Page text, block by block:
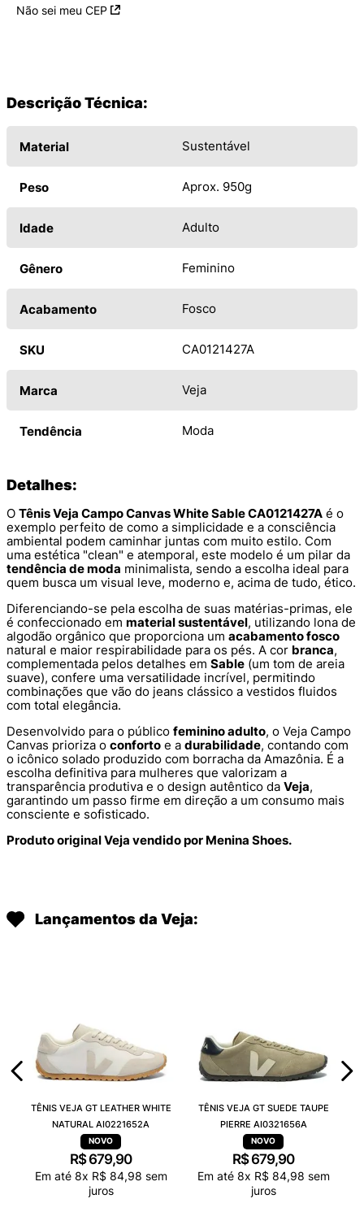
Não sei meu CEP
Descrição Técnica:
Material Sustentável
Peso Aprox. 950g
Idade Adulto
Gênero Feminino
Acabamento Fosco
SKU CA0121427A
Marca Veja
Tendência Moda
Detalhes:
O Tênis Veja Campo Canvas White Sable CA0121427A é o
exemplo perfeito de como a simplicidade e a consciência
ambiental podem caminhar juntas com muito estilo. Com
uma estética "clean" e atemporal, este modelo é um pilar da
tendência de moda minimalista, sendo a escolha ideal para
quem busca um visual leve, moderno e, acima de tudo, ético.
Diferenciando-se pela escolha de suas matérias-primas, ele
é confeccionado em material sustentável, utilizando lona de
algodão orgânico que proporciona um acabamento fosco
natural e maior respirabilidade para os pés. A cor branca,
complementada pelos detalhes em Sable (um tom de areia
suave), confere uma versatilidade incrível, permitindo
combinações que vão do jeans clássico a vestidos fluidos
com total elegância.
Desenvolvido para o público feminino adulto, o Veja Campo
Canvas prioriza o conforto e a durabilidade, contando com
o icônico solado produzido com borracha da Amazônia. É a
escolha definitiva para mulheres que valorizam a
transparência produtiva e o design autêntico da Veja,
garantindo um passo firme em direção a um consumo mais
consciente e sofisticado.
Produto original Veja vendido por Menina Shoes.
Lançamentos da Veja:
TÊNIS VEJA GT LEATHER WHITE
NATURAL AI0221652A
R$ 679,90
Em até 8x R$ 84,98 sem
juros
TÊNIS VEJA GT SUEDE TAUPE
PIERRE AI0321656A
R$ 679,90
Em até 8x R$ 84,98 sem
juros